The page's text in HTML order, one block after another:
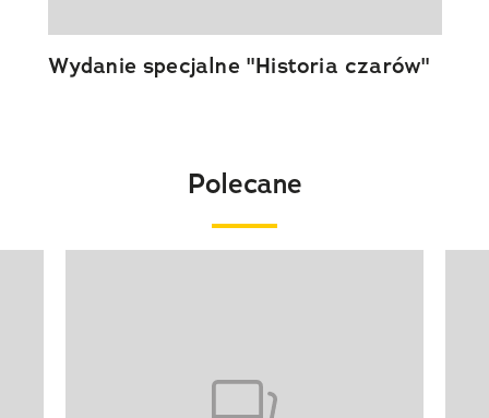
Wydanie specjalne "Historia czarów"
Polecane